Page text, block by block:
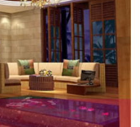
a kada treba biti
na kredit - Stvarni i
dugoročne obaveze